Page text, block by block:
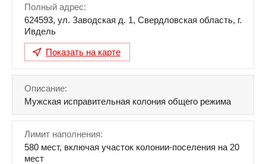
Полный адрес:
624593, ул. Заводская д. 1, Свердловская область, г.
Ивдель
Показать на карте
Описание:
Мужская исправительная колония общего режима
Лимит наполнения:
580 мест, включая участок колонии-поселения на 20
мест